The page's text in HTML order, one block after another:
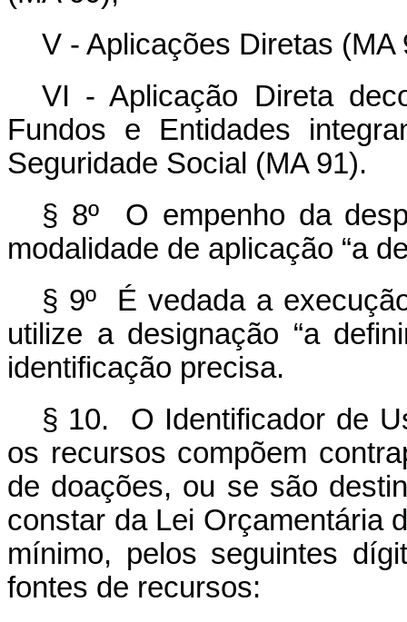
V - Aplicações Diretas (MA
VI - Aplicação Direta
Fundos e Entidades
Seguridade Social (MA 91).
§ 8º O empenho da
modalidade de aplicação “a
§ 9º É vedada a
utilize a designação “a
identificação precisa.
§ 10. O Identificador de
os recursos compõem
de doações, ou se são
constar da Lei Orçamentária
mínimo, pelos seguintes
fontes de recursos: